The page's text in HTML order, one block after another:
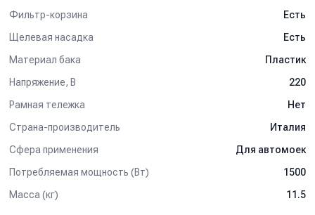
Фильтр-корзина
Есть
Щелевая насадка
Есть
Материал бака
Пластик
Напряжение, В
220
Рамная тележка
Нет
Страна-производитель
Италия
Сфера применения
Для автомоек
Потребляемая мощность (Вт)
1500
Масса (кг)
11.5